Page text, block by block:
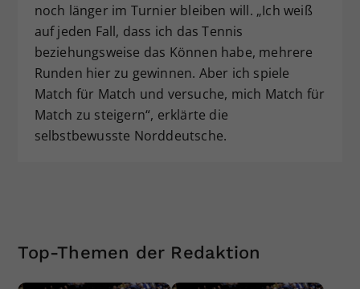
noch länger im Turnier bleiben will. „Ich weiß
auf jeden Fall, dass ich das Tennis
beziehungsweise das Können habe, mehrere
Runden hier zu gewinnen. Aber ich spiele
Match für Match und versuche, mich Match für
Match zu steigern“, erklärte die
selbstbewusste Norddeutsche.
Top-Themen der Redaktion